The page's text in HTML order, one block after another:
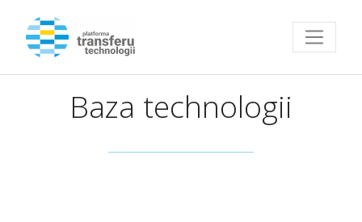
Przejdź do strony głównej
Baza technologii